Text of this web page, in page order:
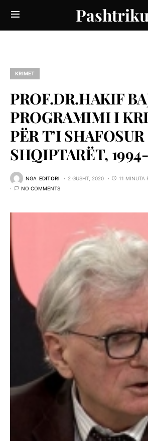
Pashtriku
KRIMET
PROF.DR.HAKIF
PROGRAMIMI I
PËR T’I SHAFOSUR
SHQIPTARËT,
NGA EDITORI 2 GUSHT, 2020
11 MINUTA
NO COMMENTS